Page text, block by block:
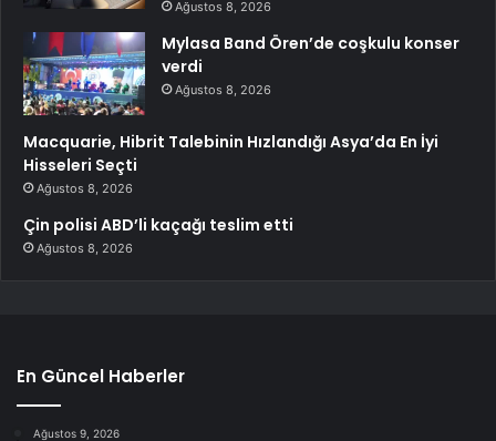
Ağustos 8, 2026
Mylasa Band Ören’de coşkulu konser
verdi
Ağustos 8, 2026
Macquarie, Hibrit Talebinin Hızlandığı Asya’da En İyi
Hisseleri Seçti
Ağustos 8, 2026
Çin polisi ABD’li kaçağı teslim etti
Ağustos 8, 2026
En Güncel Haberler
Ağustos 9, 2026